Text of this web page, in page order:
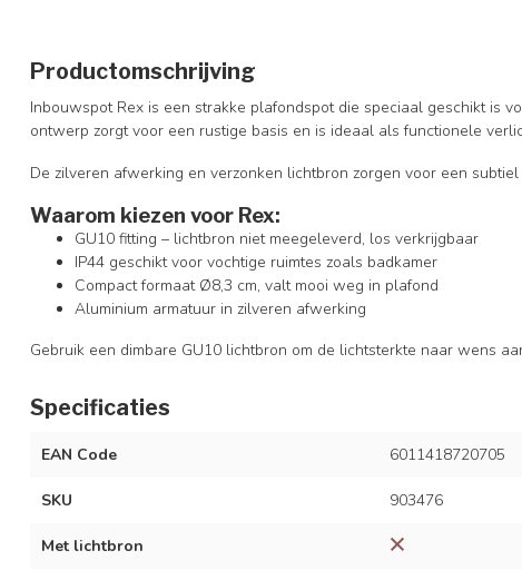
Productomschrijving
Inbouwspot Rex is een strakke plafondspot die speciaal geschikt is
ontwerp zorgt voor een rustige basis en is ideaal als functionele
De zilveren afwerking en verzonken lichtbron zorgen voor een
Waarom kiezen voor Rex:
GU10 fitting – lichtbron niet meegeleverd, los verkrijgbaar
IP44 geschikt voor vochtige ruimtes zoals badkamer
Compact formaat Ø8,3 cm, valt mooi weg in plafond
Aluminium armatuur in zilveren afwerking
Gebruik een dimbare GU10 lichtbron om de lichtsterkte naar wens
Specificaties
EAN Code 6011418720705
SKU 903476
Met lichtbron